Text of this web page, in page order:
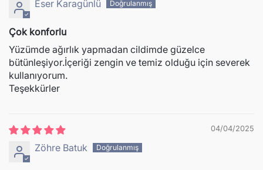
Eser Karagünlü
Çok konforlu
Yüzümde ağırlık yapmadan cildimde güzelce
bütünleşiyor.İçeriği zengin ve temiz olduğu için severek
kullanıyorum.
Teşekkürler
04/04/2025
Zöhre Batuk